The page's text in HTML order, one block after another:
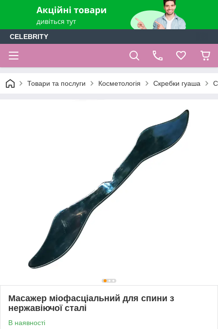
CELEBRITY
Товари та послуги Косметологія Скребки гуаша
Масажер міофасціальний для спини з
нержавіючої сталі
В наявності